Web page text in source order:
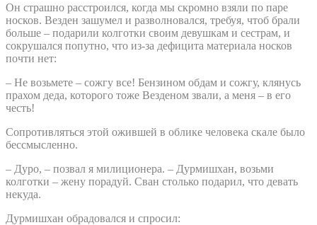
Он страшно расстроился, когда мы скромно взяли по паре
носков. Везден зашумел и разволновался, требуя, чтоб брали
больше – подарили колготки своим девушкам и сестрам, и
сокрушался попутно, что из-за дефицита материала носков
почти нет:
– Не возьмете – сожгу все! Бензином обдам и сожгу, клянусь
прахом деда, которого тоже Везденом звали, а меня – в его
честь!
Сопротивляться этой ожившей в облике человека скале было
бессмысленно.
– Дуро, – позвал я милиционера. – Дурмишхан, возьми
колготки – жену порадуй. Сван столько подарил, что девать
некуда.
Дурмишхан обрадовался и спросил: